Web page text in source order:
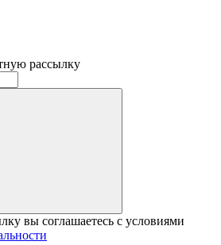
рассылку
вы соглашаетесь с условиями